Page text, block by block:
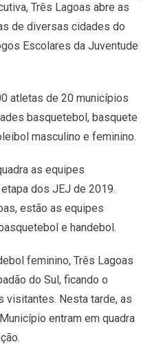
Três Lagoas abre as
de diversas cidades do
Escolares da Juventude
atletas de 20 municípios
basquetebol, basquete
masculino e feminino.
as equipes
dos JEJ de 2019.
estão as equipes
e handebol.
feminino, Três Lagoas
do Sul, ficando o
visitantes. Nesta tarde, as
entram em quadra